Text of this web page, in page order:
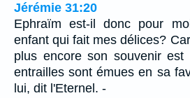
Jérémie 31:20
Ephraïm est-il donc pour
enfant qui fait mes délices?
plus encore son souvenir
entrailles sont émues en sa
lui, dit l'Eternel. -